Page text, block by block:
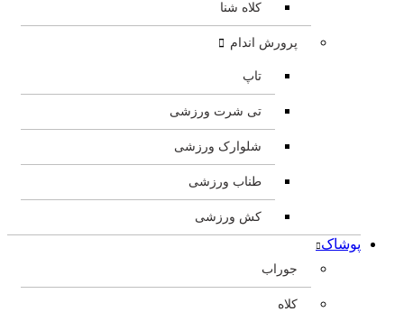
کلاه شنا
پرورش اندام
تاپ
تی شرت ورزشی
شلوارک ورزشی
طناب ورزشی
کش ورزشی
پوشاک
جوراب
کلاه